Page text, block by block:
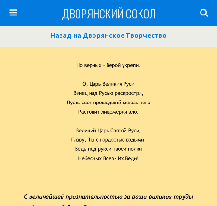
ДВОРЯНСКИЙ СОКОЛ
Назад на Дворянское Творчество